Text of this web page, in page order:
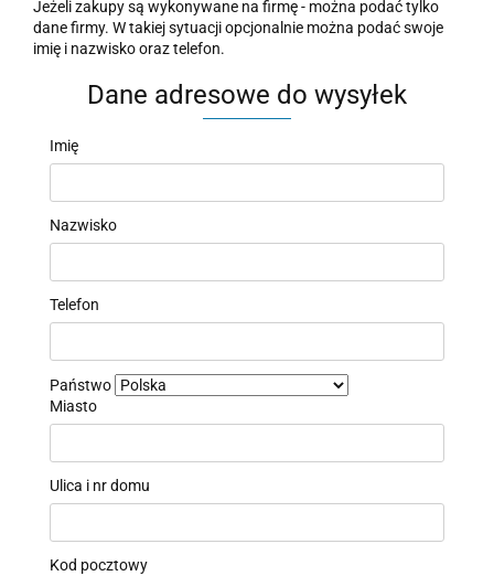
Jeżeli zakupy są wykonywane na firmę - można podać tylko
dane firmy. W takiej sytuacji opcjonalnie można podać swoje
imię i nazwisko oraz telefon.
Dane adresowe do wysyłek
Imię
Nazwisko
Telefon
Państwo
Miasto
Ulica i nr domu
Kod pocztowy